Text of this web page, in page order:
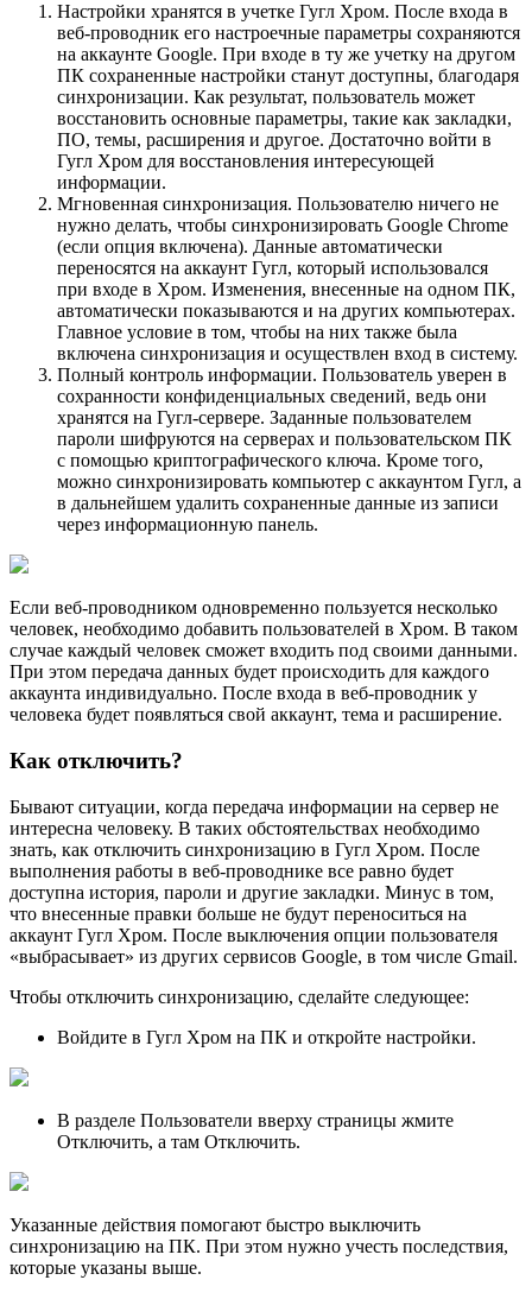
Настройки хранятся в учетке Гугл Хром. После входа в
веб-проводник его настроечные параметры сохраняются
на аккаунте Google. При входе в ту же учетку на другом
ПК сохраненные настройки станут доступны, благодаря
синхронизации. Как результат, пользователь может
восстановить основные параметры, такие как закладки,
ПО, темы, расширения и другое. Достаточно войти в
Гугл Хром для восстановления интересующей
информации.
Мгновенная синхронизация. Пользователю ничего не
нужно делать, чтобы синхронизировать Google Chrome
(если опция включена). Данные автоматически
переносятся на аккаунт Гугл, который использовался
при входе в Хром. Изменения, внесенные на одном ПК,
автоматически показываются и на других компьютерах.
Главное условие в том, чтобы на них также была
включена синхронизация и осуществлен вход в систему.
Полный контроль информации. Пользователь уверен в
сохранности конфиденциальных сведений, ведь они
хранятся на Гугл-сервере. Заданные пользователем
пароли шифруются на серверах и пользовательском ПК
с помощью криптографического ключа. Кроме того,
можно синхронизировать компьютер с аккаунтом Гугл, а
в дальнейшем удалить сохраненные данные из записи
через информационную панель.
Если веб-проводником одновременно пользуется несколько
человек, необходимо добавить пользователей в Хром. В таком
случае каждый человек сможет входить под своими данными.
При этом передача данных будет происходить для каждого
аккаунта индивидуально. После входа в веб-проводник у
человека будет появляться свой аккаунт, тема и расширение.
Как отключить?
Бывают ситуации, когда передача информации на сервер не
интересна человеку. В таких обстоятельствах необходимо
знать, как отключить синхронизацию в Гугл Хром. После
выполнения работы в веб-проводнике все равно будет
доступна история, пароли и другие закладки. Минус в том,
что внесенные правки больше не будут переноситься на
аккаунт Гугл Хром. После выключения опции пользователя
«выбрасывает» из других сервисов Google, в том числе Gmail.
Чтобы отключить синхронизацию, сделайте следующее:
Войдите в Гугл Хром на ПК и откройте настройки.
В разделе Пользователи вверху страницы жмите
Отключить, а там Отключить.
Указанные действия помогают быстро выключить
синхронизацию на ПК. При этом нужно учесть последствия,
которые указаны выше.